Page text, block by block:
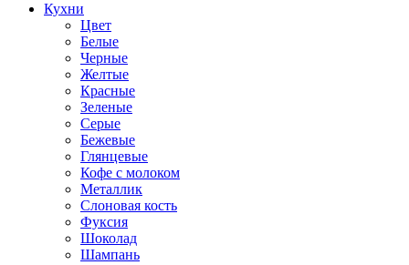
Кухни
Цвет
Белые
Черные
Желтые
Красные
Зеленые
Серые
Бежевые
Глянцевые
Кофе с молоком
Металлик
Слоновая кость
Фуксия
Шоколад
Шампань